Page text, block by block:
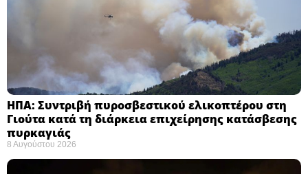
ΗΠΑ: Συντριβή πυροσβεστικού ελικοπτέρου στη
Γιούτα κατά τη διάρκεια επιχείρησης κατάσβεσης
πυρκαγιάς ​
8 Αυγούστου 2026